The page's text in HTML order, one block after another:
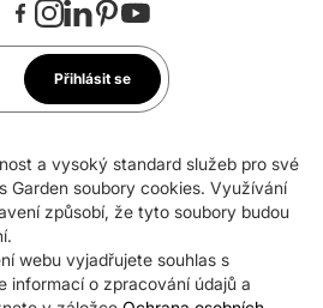
Přihlásit se
kdykoli odvolat.
a ocenění
a vysoký standard služeb pro své
Garden soubory cookies. Využívání
způsobí, že tyto soubory budou
webu vyjadřujete souhlas s
informací o zpracování údajů a